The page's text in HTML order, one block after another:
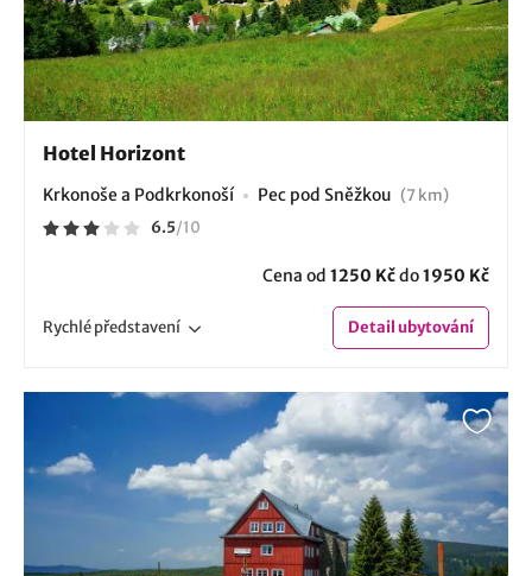
Hotel Horizont
Krkonoše a Podkrkonoší Pec pod Sněžkou (7 km)
6.5/10
Cena od 1250 Kčdo1950 Kč
Rychlépředstavení Detailubytování